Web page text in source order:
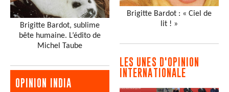
Brigitte Bardot, sublime
bête humaine. L’édito de
Michel Taube
OPINION INDIA
Brigitte Bardot : « Ciel de
lit ! »
LES UNES D'OPINION
INTERNATIONALE